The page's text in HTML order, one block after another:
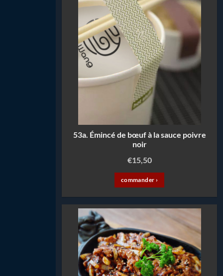
53a. Émincé de bœuf à la sauce poivre
noir
€15,50
commander ›